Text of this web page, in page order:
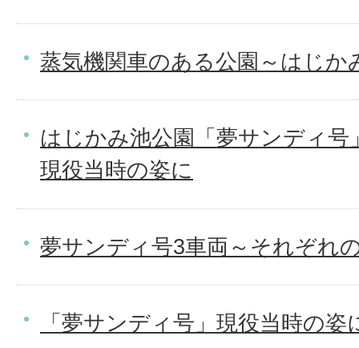
蒸気機関車のある公園～はじか
はじかみ池公園「夢サンディ号
現役当時の姿に
夢サンディ号3車両～それぞれ
「夢サンディ号」現役当時の姿